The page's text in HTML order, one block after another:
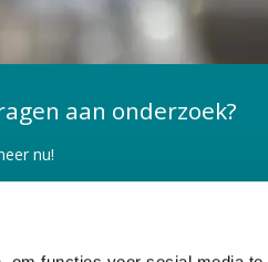
aan onderzoek?
nu!